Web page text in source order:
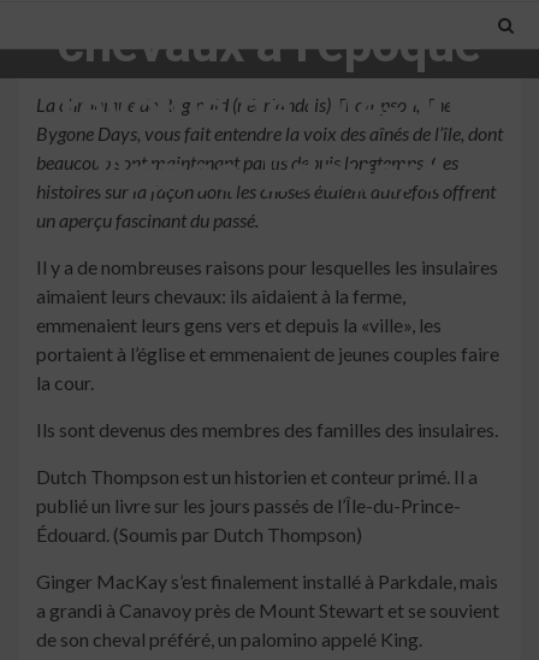
chevaux à l’époque
révolue de l’Île-du-
Prince-Édouard
La chronique de Reginald (néerlandais) Thompson, The
Bygone Days, vous fait entendre la voix des aînés de l’île, dont
beaucoup sont maintenant partis depuis longtemps. Ces
histoires sur la façon dont les choses étaient autrefois offrent
un aperçu fascinant du passé.
Il y a de nombreuses raisons pour lesquelles les insulaires
aimaient leurs chevaux: ils aidaient à la ferme,
emmenaient leurs gens vers et depuis la «ville», les
portaient à l’église et emmenaient de jeunes couples faire
la cour.
Ils sont devenus des membres des familles des insulaires.
Dutch Thompson est un historien et conteur primé. Il a
publié un livre sur les jours passés de l’Île-du-Prince-
Édouard. (Soumis par Dutch Thompson)
Ginger MacKay s’est finalement installé à Parkdale, mais
a grandi à Canavoy près de Mount Stewart et se souvient
de son cheval préféré, un palomino appelé King.